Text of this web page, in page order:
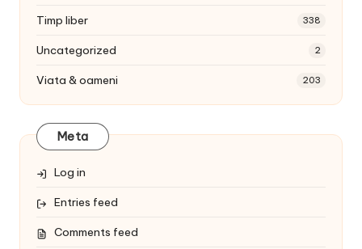
Timp liber 338
Uncategorized 2
Viata & oameni 203
Meta
Log in
Entries feed
Comments feed